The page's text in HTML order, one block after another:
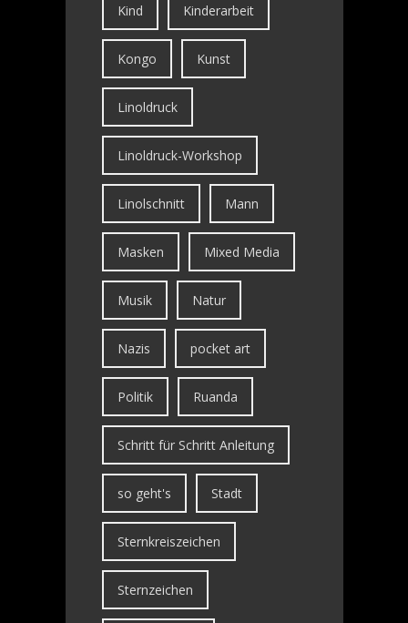
Kind Kinderarbeit
Kongo Kunst
Linoldruck
Linoldruck-Workshop
Linolschnitt Mann
Masken Mixed Media
Musik Natur
Nazis pocket art
Politik Ruanda
Schritt für Schritt Anleitung
so geht's Stadt
Sternkreiszeichen
Sternzeichen